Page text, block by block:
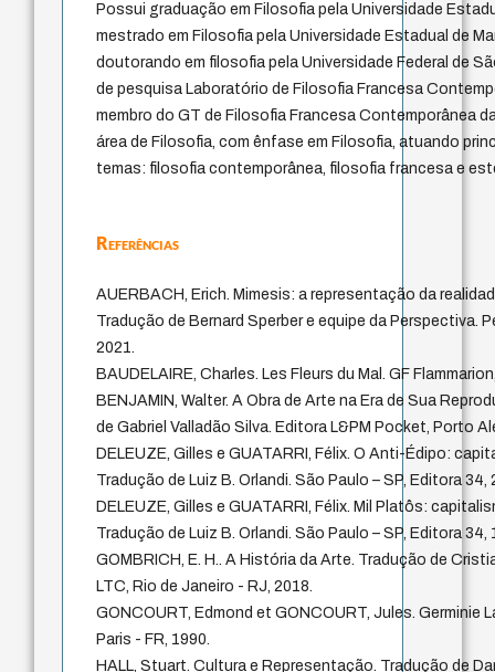
Possui graduação em Filosofia pela Universidade
mestrado em Filosofia pela Universidade Estadual de
doutorando em filosofia pela Universidade Federal de
de pesquisa Laboratório de Filosofia Francesa
membro do GT de Filosofia Francesa Contemporânea
área de Filosofia, com ênfase em Filosofia, atuando
temas: filosofia contemporânea, filosofia francesa e
Referências
AUERBACH, Erich. Mimesis: a representação da
Tradução de Bernard Sperber e equipe da Perspectiva.
2021.
BAUDELAIRE, Charles. Les Fleurs du Mal. GF
BENJAMIN, Walter. A Obra de Arte na Era de Sua
de Gabriel Valladão Silva. Editora L&PM Pocket, Porto
DELEUZE, Gilles e GUATARRI, Félix. O Anti-Édipo:
Tradução de Luiz B. Orlandi. São Paulo – SP, Editora 34,
DELEUZE, Gilles e GUATARRI, Félix. Mil Platôs:
Tradução de Luiz B. Orlandi. São Paulo – SP, Editora 34,
GOMBRICH, E. H.. A História da Arte. Tradução de
LTC, Rio de Janeiro - RJ, 2018.
GONCOURT, Edmond et GONCOURT, Jules. Germinie
Paris - FR, 1990.
HALL, Stuart. Cultura e Representação. Tradução de